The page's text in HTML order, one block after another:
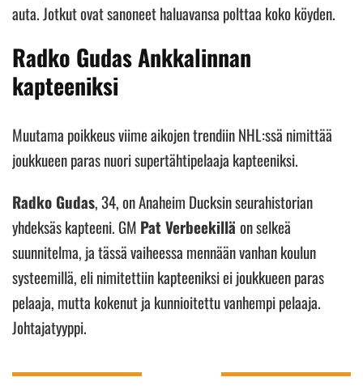
auta. Jotkut ovat sanoneet haluavansa polttaa koko köyden.
Radko Gudas Ankkalinnan
kapteeniksi
Muutama poikkeus viime aikojen trendiin NHL:ssä nimittää
joukkueen paras nuori supertähtipelaaja kapteeniksi.
Radko Gudas, 34, on Anaheim Ducksin seurahistorian
yhdeksäs kapteeni. GM Pat Verbeekillä on selkeä
suunnitelma, ja tässä vaiheessa mennään vanhan koulun
systeemillä, eli nimitettiin kapteeniksi ei joukkueen paras
pelaaja, mutta kokenut ja kunnioitettu vanhempi pelaaja.
Johtajatyyppi.